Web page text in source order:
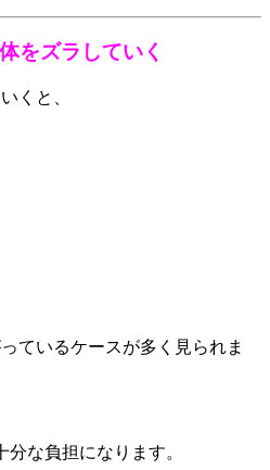
をズラしていく
くと、
ているケースが多く見られま
な負担になります。